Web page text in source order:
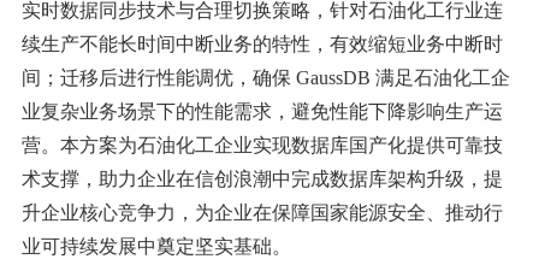
实时数据同步技术与合理切换策略，针对石油化工行业连
续生产不能长时间中断业务的特性，有效缩短业务中断时
间；迁移后进行性能调优，确保 GaussDB 满足石油化工企
业复杂业务场景下的性能需求，避免性能下降影响生产运
营。 本方案为石油化工企业实现数据库国产化提供可靠技
术支撑，助力企业在信创浪潮中完成数据库架构升级，提
升企业核心竞争力，为企业在保障国家能源安全、推动行
业可持续发展中奠定坚实基础。